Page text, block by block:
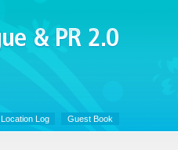
&
Location Log Guest Book